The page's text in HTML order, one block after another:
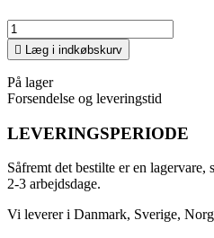
 Læg i indkøbskurv
På lager
Forsendelse og leveringstid
LEVERINGSPERIODE
Såfremt det bestilte er en
2-3 arbejdsdage.
Vi leverer i Danmark, Sverige,